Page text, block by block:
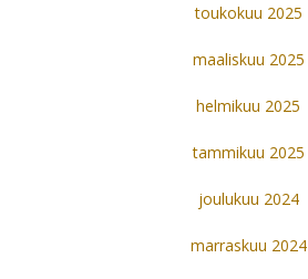
toukokuu 2025
maaliskuu 2025
helmikuu 2025
tammikuu 2025
joulukuu 2024
marraskuu 2024